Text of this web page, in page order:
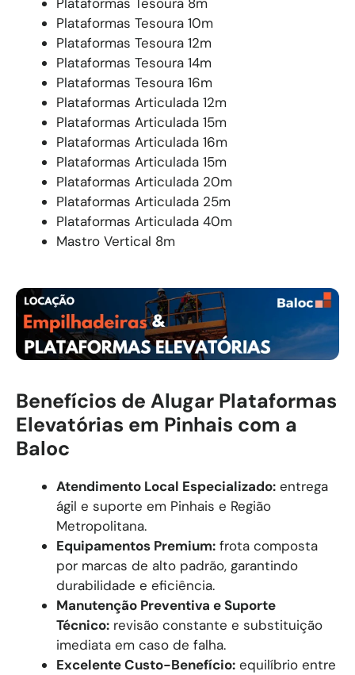
Plataformas Tesoura 10m
Plataformas Tesoura 12m
Plataformas Tesoura 14m
Plataformas Tesoura 16m
Plataformas Articulada 12m
Plataformas Articulada 15m
Plataformas Articulada 16m
Plataformas Articulada 15m
Plataformas Articulada 20m
Plataformas Articulada 25m
Plataformas Articulada 40m
Mastro Vertical 8m
Benefícios de Alugar Plataformas
Elevatórias em Pinhais com a
Baloc
Atendimento Local Especializado: entrega
ágil e suporte em Pinhais e Região
Metropolitana.
Equipamentos Premium: frota composta
por marcas de alto padrão, garantindo
durabilidade e eficiência.
Manutenção Preventiva e Suporte
Técnico: revisão constante e substituição
imediata em caso de falha.
Excelente Custo-Benefício: equilíbrio entre